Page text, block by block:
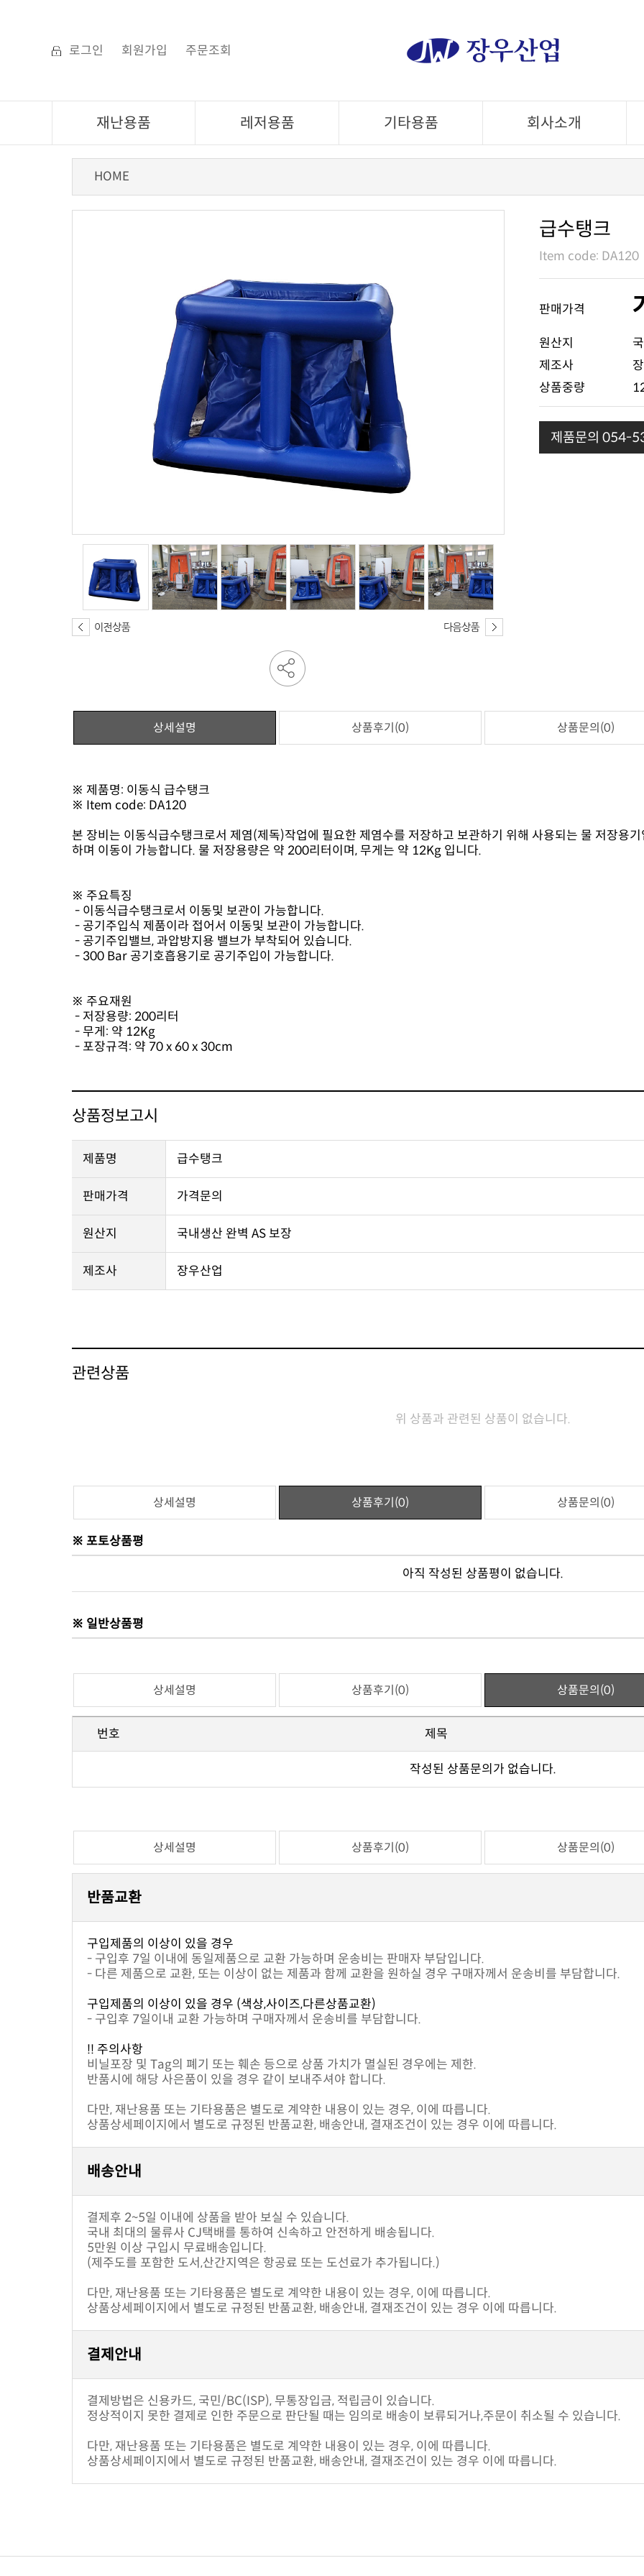
로그인 회원가입 주문조회
재난용품 레저용품 기타용품 회사소개
HOME
급수탱크
Item code: DA120
판매가격
원산지
제조사
상품중량
제품문의 054-
상세설명 상품후기(0) 상품문의(0)
※ 제품명: 이동식 급수탱크
※ Item code: DA120
하며 이동이 가능합니다. 물 저장용량은 약 200리터이며, 무게는 약 12Kg 입니다.
※ 주요특징
- 이동식급수탱크로서 이동및 보관이 가능합니다.
- 공기주입식 제품이라 접어서 이동및 보관이 가능합니다.
- 공기주입밸브, 과압방지용 밸브가 부착되어 있습니다.
- 300 Bar 공기호흡용기로 공기주입이 가능합니다.
※ 주요재원
- 저장용량: 200리터
- 무게: 약 12Kg
- 포장규격: 약 70 x 60 x 30cm
상품정보고시
제품명 급수탱크
판매가격 가격문의
원산지 국내생산 완벽 AS 보장
제조사 장우산업
관련상품
위 상품과 관련된 상품이 없습니다.
상세설명 상품후기(0) 상품문의(0)
※ 포토상품평
아직 작성된 상품평이 없습니다.
※ 일반상품평
상세설명 상품후기(0) 상품문의(0)
번호 제목
작성된 상품문의가 없습니다.
상세설명 상품후기(0) 상품문의(0)
반품교환
구입제품의 이상이 있을 경우
- 구입후 7일 이내에 동일제품으로 교환 가능하며 운송비는 판매자 부담입니다.
- 다른 제품으로 교환, 또는 이상이 없는 제품과 함께 교환을 원하실 경우 구매자께서 운송비를 부담합니다.
구입제품의 이상이 있을 경우 (색상,사이즈,다른상품교환)
- 구입후 7일이내 교환 가능하며 구매자께서 운송비를 부담합니다.
!! 주의사항
비닐포장 및 Tag의 폐기 또는 훼손 등으로 상품 가치가 멸실된 경우에는 제한.
반품시에 해당 사은품이 있을 경우 같이 보내주셔야 합니다.
다만, 재난용품 또는 기타용품은 별도로 계약한 내용이 있는 경우, 이에 따릅니다.
상품상세페이지에서 별도로 규정된 반품교환, 배송안내, 결재조건이 있는 경우 이에 따릅니다.
배송안내
결제후 2~5일 이내에 상품을 받아 보실 수 있습니다.
국내 최대의 물류사 CJ택배를 통하여 신속하고 안전하게 배송됩니다.
5만원 이상 구입시 무료배송입니다.
(제주도를 포함한 도서,산간지역은 항공료 또는 도선료가 추가됩니다.)
다만, 재난용품 또는 기타용품은 별도로 계약한 내용이 있는 경우, 이에 따릅니다.
상품상세페이지에서 별도로 규정된 반품교환, 배송안내, 결재조건이 있는 경우 이에 따릅니다.
결제안내
결제방법은 신용카드, 국민/BC(ISP), 무통장입금, 적립금이 있습니다.
정상적이지 못한 결제로 인한 주문으로 판단될 때는 임의로 배송이 보류되거나,주문이 취소될 수 있습니다.
다만, 재난용품 또는 기타용품은 별도로 계약한 내용이 있는 경우, 이에 따릅니다.
상품상세페이지에서 별도로 규정된 반품교환, 배송안내, 결재조건이 있는 경우 이에 따릅니다.